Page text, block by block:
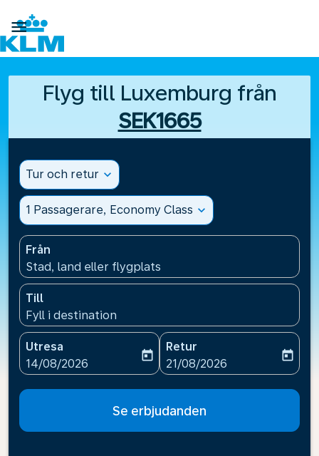

Flyg till Luxemburg från
SEK1665
Tur och retur expand_more
1 Passagerare, Economy Class expand_more
Från
Stad, land eller flygplats
Till
Fyll i destination
Utresa
fc-booking-departure-date-aria-label
14/08/2026
today
Retur
fc-booking-return-date-
21/08/2026
today
Se erbjudanden